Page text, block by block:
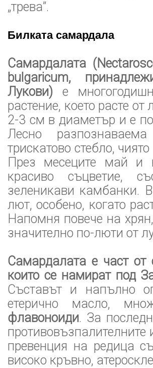
„трева”.
Билката самардала
Самардалата
bulgaricum,
Лукови) е
растение, което расте
2-3 см в диаметър и е
Лесно
трискатово стебло,
През месеците май и
красиво съцветие,
зеленикави камбанки.
лют, особено, когато
Напомня повече на
значително по-люти от
Самардалата е част от
които се намират под
Съставът и напълно
етерично масло,
флавоноиди. За
противовъзпалителните
превенция на редица
високо кръвно,